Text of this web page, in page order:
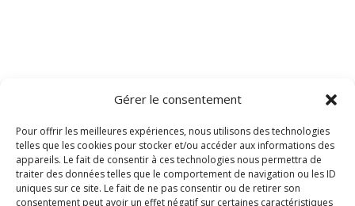
Gérer le consentement
Pour offrir les meilleures expériences, nous utilisons des technologies
telles que les cookies pour stocker et/ou accéder aux informations des
appareils. Le fait de consentir à ces technologies nous permettra de
traiter des données telles que le comportement de navigation ou les ID
uniques sur ce site. Le fait de ne pas consentir ou de retirer son
consentement peut avoir un effet négatif sur certaines caractéristiques